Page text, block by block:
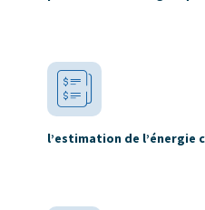
l’estimation de l’énergie